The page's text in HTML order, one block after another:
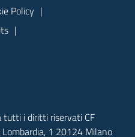
Policy
tutti i diritti riservati CF
1 20124 Milano